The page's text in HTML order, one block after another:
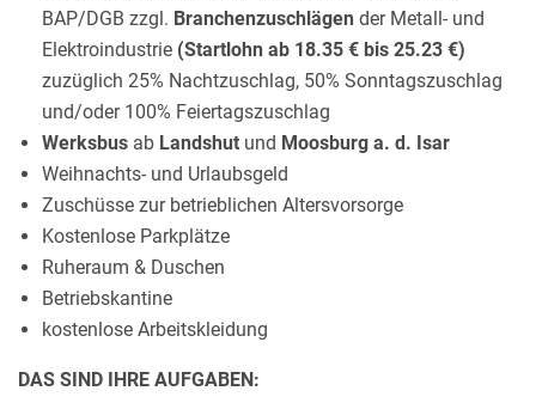
BAP/DGB zzgl. Branchenzuschlägen der Metall- und
Elektroindustrie (Startlohn ab 18.35 € bis 25.23 €)
zuzüglich 25% Nachtzuschlag, 50% Sonntagszuschlag
und/oder 100% Feiertagszuschlag
Werksbus ab Landshut und Moosburg a. d. Isar
Weihnachts- und Urlaubsgeld
Zuschüsse zur betrieblichen Altersvorsorge
Kostenlose Parkplätze
Ruheraum & Duschen
Betriebskantine
kostenlose Arbeitskleidung
DAS SIND IHRE AUFGABEN: